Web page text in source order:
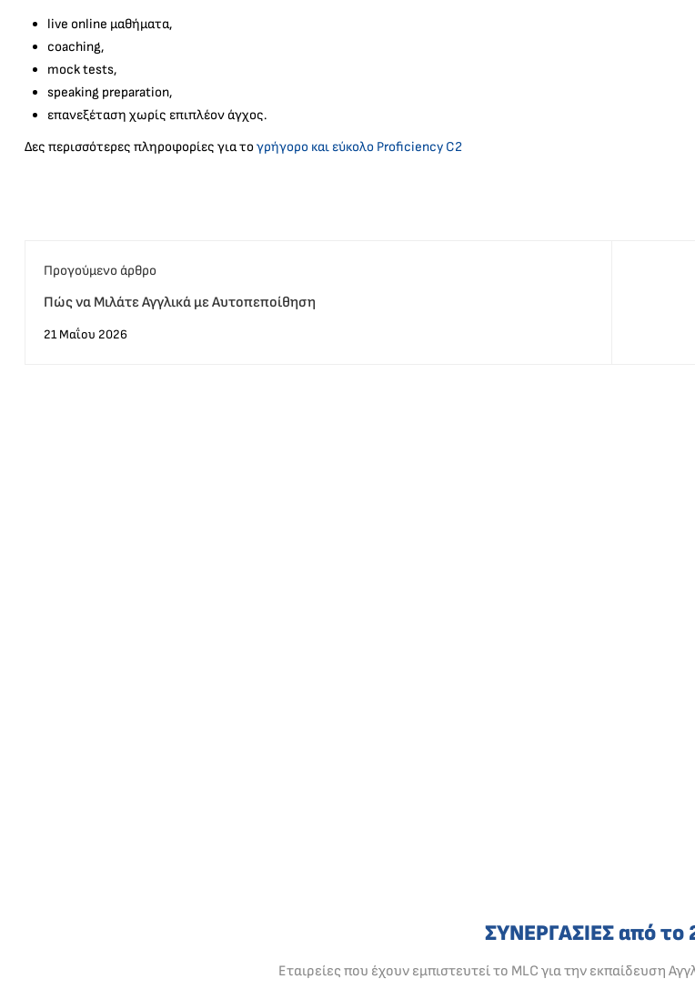
live online μαθήματα,
coaching,
mock tests,
speaking preparation,
επανεξέταση χωρίς επιπλέον άγχος.
Δες περισσότερες πληροφορίες για τογρήγορο και εύκολο Proficiency C2
Προγούμενο άρθρο
Πώς να Μιλάτε Αγγλικά με Αυτοπεποίθηση
21 Μαΐου 2026
ΣΥΝΕΡΓΑΣΙΕΣ από το
Εταιρείες που έχουν εμπιστευτεί το MLC για την εκπαίδευση